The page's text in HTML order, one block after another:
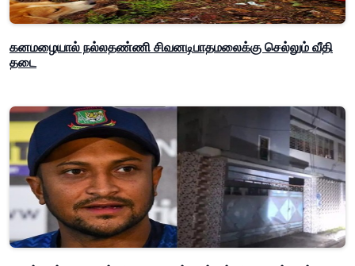
கனமழையால் நல்லதண்ணி சிவனடிபாதமலைக்கு செல்லும் வீதி
தடை